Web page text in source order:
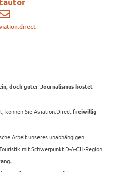
doch guter Journalismus kostet
können Sie Aviation.Direct freiwillig
Arbeit unseres unabhängigen
mit Schwerpunkt D-A-CH-Region